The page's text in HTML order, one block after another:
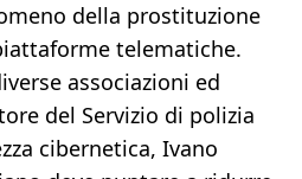
della prostituzione
telematiche.
associazioni ed
del Servizio di polizia
cibernetica, Ivano